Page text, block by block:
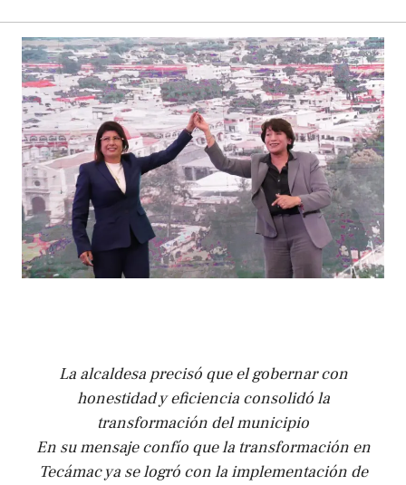
La alcaldesa precisó que el gobernar con
honestidad y eficiencia consolidó la
transformación del municipio
En su mensaje confío que la transformación en
Tecámac ya se logró con la implementación de